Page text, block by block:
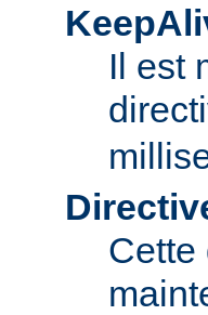
Il est
Cette